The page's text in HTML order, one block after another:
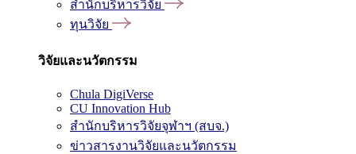
สำนักบริหารวิจัย
ทุนวิจัย
วิจัยและนวัตกรรม
Chula DigiVerse
CU Innovation Hub
สำนักบริหารวิจัยจุฬาฯ (สบจ.)
ข่าวสารงานวิจัยและนวัตกรรม